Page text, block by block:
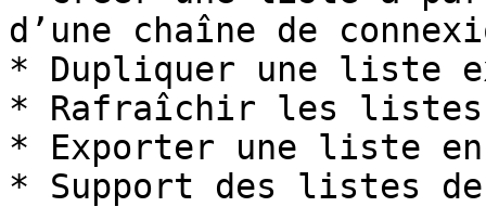
d’une chaîne de
* Dupliquer une liste
* Rafraîchir les listes
* Exporter une liste en
* Support des listes